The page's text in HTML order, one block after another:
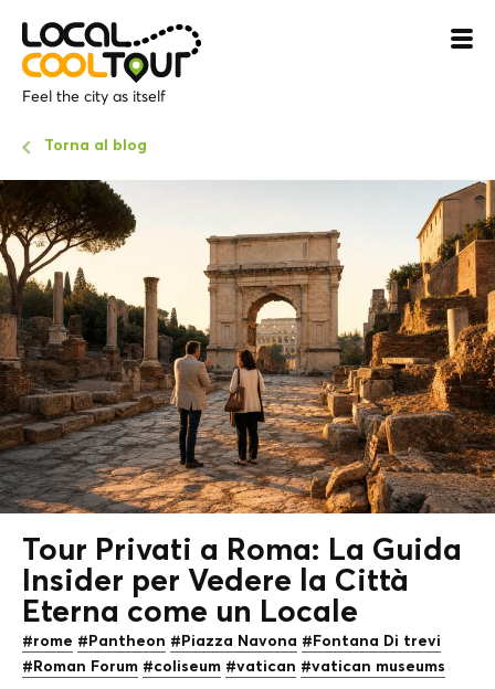
Feel the city as itself
Torna al blog
Tour Privati a Roma: La Guida
Insider per Vedere la Città
Eterna come un Locale
#rome #Pantheon #Piazza Navona #Fontana Di trevi
#Roman Forum #coliseum #vatican #vatican museums